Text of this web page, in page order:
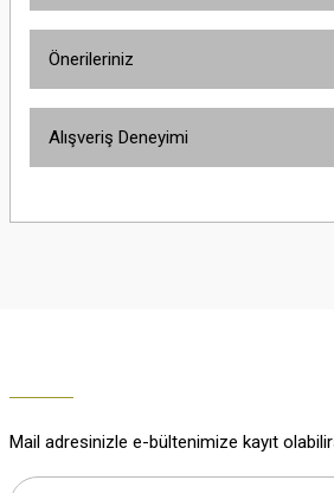
Önerileriniz
yetersiz gördüğünüz noktaları öneri
Alışveriş Deneyimi
Mail adresinizle e-bültenimize kayıt